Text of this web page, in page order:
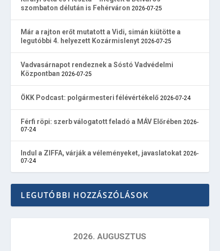
szombaton délután is Fehérváron 2026-07-25
Már a rajton erőt mutatott a Vidi, simán kiütötte a
legutóbbi 4. helyezett Kozármislenyt 2026-07-25
Vadvasárnapot rendeznek a Sóstó Vadvédelmi
Központban 2026-07-25
ÖKK Podcast: polgármesteri félévértékelő 2026-07-24
Férfi röpi: szerb válogatott feladó a MÁV Előrében 2026-
07-24
Indul a ZIFFA, várják a véleményeket, javaslatokat 2026-
07-24
LEGUTÓBBI HOZZÁSZÓLÁSOK
2026. AUGUSZTUS